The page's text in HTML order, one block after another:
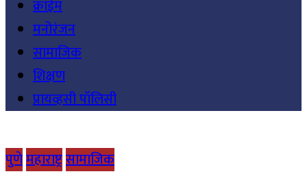
क्राईम
मनोरंजन
सामाजिक
शिक्षण
प्रायव्हसी पॉलिसी
पुणेमहाराष्ट्रसामाजिक